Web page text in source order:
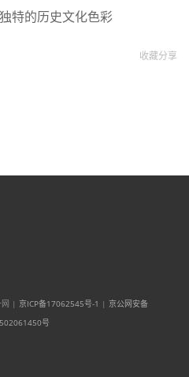
特的历史文化色彩
收藏分享
网 | 京ICP备17062545号-1 | 京公网安备
号